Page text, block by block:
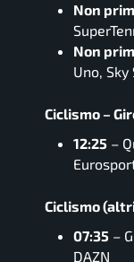
Non
Non
Uno, Sky
Ciclismo –
12:25 –
Ciclismo
07:35 –
DAZN